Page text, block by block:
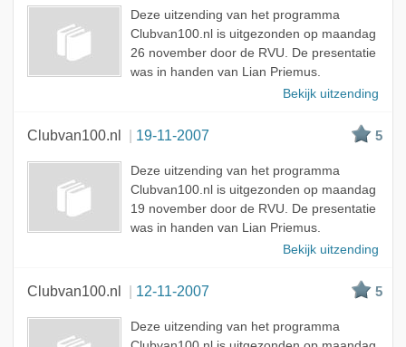
Deze uitzending van het programma
Clubvan100.nl is uitgezonden op maandag
26 november door de RVU. De presentatie
was in handen van Lian Priemus.
Bekijk uitzending
Clubvan100.nl 19-11-2007 5
Deze uitzending van het programma
Clubvan100.nl is uitgezonden op maandag
19 november door de RVU. De presentatie
was in handen van Lian Priemus.
Bekijk uitzending
Clubvan100.nl 12-11-2007 5
Deze uitzending van het programma